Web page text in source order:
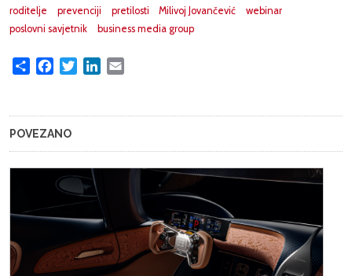
roditelje
prevenciji pretilosti Milivoj Jovančević
webinar
poslovni savjetnik
business media group
Share FacebookTwitterLinkedIn
POVEZANO